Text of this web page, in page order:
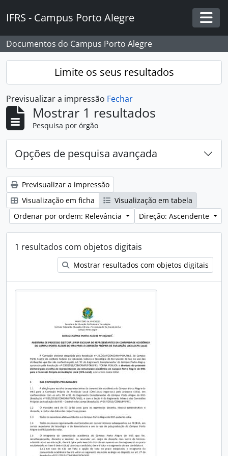
IFRS - Campus Porto Alegre
Documentos do Campus Porto Alegre
Limite os seus resultados
Previsualizar a impressão Fechar
Mostrar 1 resultados
Pesquisa por órgão
Opções de pesquisa avançada
Previsualizar a impressão
Visualização em ficha
Visualização em tabela
Ordenar por ordem: Relevância
Direção: Ascendente
1 resultados com objetos digitais
Mostrar resultados com objetos digitais